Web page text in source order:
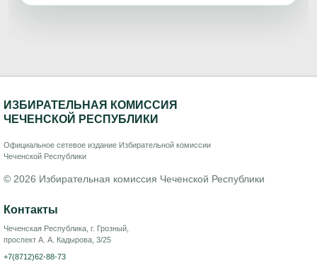
ИЗБИРАТЕЛЬНАЯ КОМИССИЯ
ЧЕЧЕНСКОЙ РЕСПУБЛИКИ
Официальное сетевое издание Избирательной комиссии
Чеченской Республики
© 2026 Избирательная комиссия Чеченской Республики
Контакты
Чеченская Республика, г. Грозный,
проспект А. А. Кадырова, 3/25
+7(8712)62-88-73